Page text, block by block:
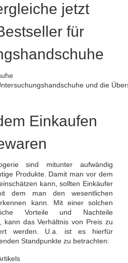
jetzt
für
und die
Einkaufen
sind mitunter aufwändig
Produkte. Damit man vor dem
kann, sollten Einkäufer
dem man den wesentlichen
kann. Mit einer solchen
Vorteile und Nachteile
kann das Verhältnis von Preis zu
werden. U.a. ist es hierfür
Standpunkte zu betrachten: